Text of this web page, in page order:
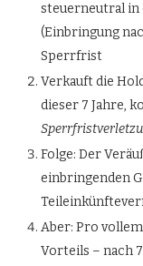
steuerneutral in
(Einbringung
Sperrfrist
Verkauft die
dieser 7 Jahre,
Folge: Der
einbringenden
Aber: Pro vollem
Vorteils – nach